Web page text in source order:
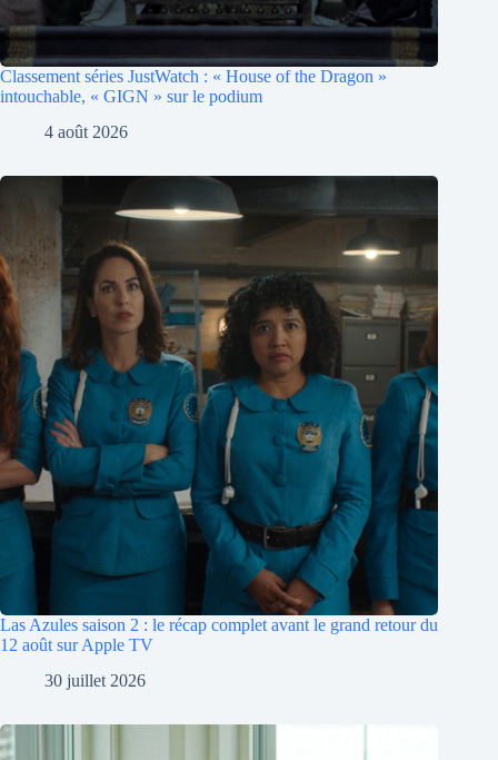
Classement séries JustWatch : « House of the Dragon »
intouchable, « GIGN » sur le podium
4 août 2026
Las Azules saison 2 : le récap complet avant le grand retour du
12 août sur Apple TV
30 juillet 2026